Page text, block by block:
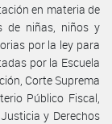
en materia de
de niñas, niños y
por la ley para
por la Escuela
Corte Suprema
Público Fiscal,
y Derechos